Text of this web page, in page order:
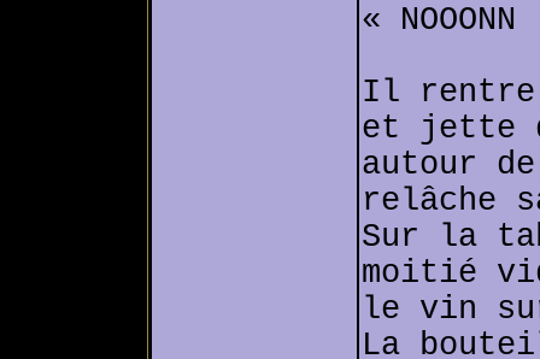
«
Il rentre
et jette
autour
relâche
Sur la
moitié
le vin
La